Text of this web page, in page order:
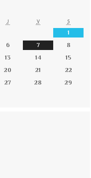
J V S
1
6 7
8
13 14
15
20 21
22
27 28
29